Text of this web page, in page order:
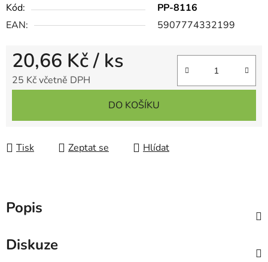
Kód:
PP-8116
EAN:
5907774332199
20,66 Kč/ ks
25 Kč včetně DPH
DO KOŠÍKU
Tisk Zeptat se Hlídat
Popis
Diskuze